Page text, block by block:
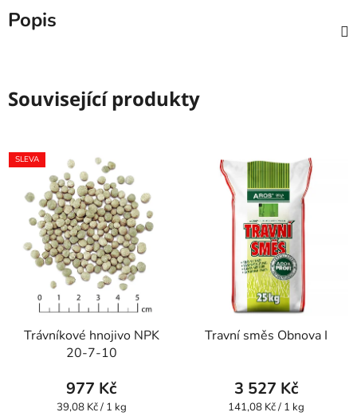
Popis
Související produkty
SLEVA
Trávníkové hnojivo NPK
20-7-10
977 Kč
Měrná
39,08 Kč / 1 kg
Travní směs Obnova I
3 527 Kč
Měrná
141,08 Kč / 1 kg